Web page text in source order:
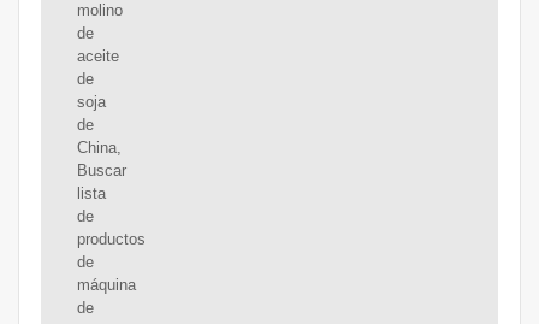
molino
de
aceite
de
soja
de
China,
Buscar
lista
de
productos
de
máquina
de